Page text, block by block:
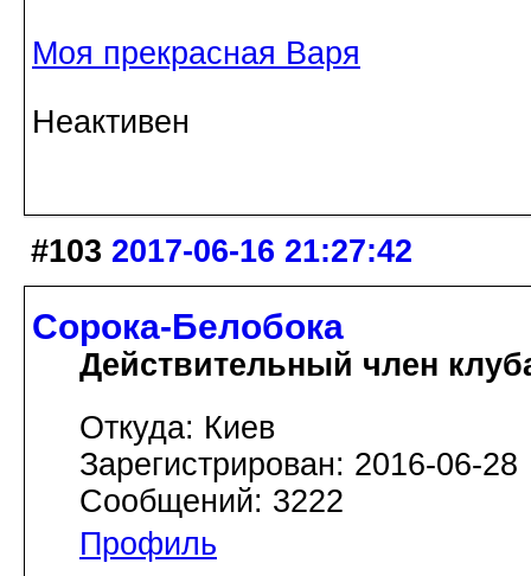
Моя прекрасная Варя
Неактивен
#103 2017-06-16 21:27:42
Сорока-Белобока
Действительный член
Откуда: Киев
Зарегистрирован: 2016-06-28
Сообщений: 3222
Профиль